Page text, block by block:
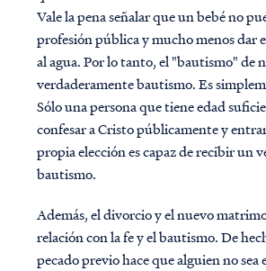
Vale la pena señalar que un bebé no
profesión pública y mucho menos dar
al agua. Por lo tanto, el "bautismo" de
verdaderamente bautismo. Es
Sólo una persona que tiene edad
confesar a Cristo públicamente y
propia elección es capaz de recibir un
bautismo.
Además, el divorcio y el nuevo
relación con la fe y el bautismo. De
pecado previo hace que alguien no sea